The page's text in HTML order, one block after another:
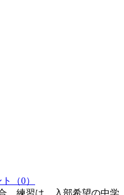
（0）
、練習は、入部希望の中学